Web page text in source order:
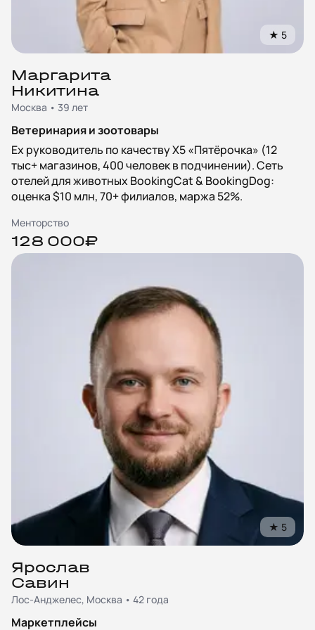
★ 5
Маргарита
Никитина
Москва • 39 лет
Ветеринария и зоотовары
Ex руководитель по качеству X5 «Пятёрочка» (12
тыс+ магазинов, 400 человек в подчинении). Сеть
отелей для животных BookingCat & BookingDog:
оценка $10 млн, 70+ филиалов, маржа 52%.
Менторство
128 000₽
★ 5
Ярослав
Савин
Лос-Анджелес, Москва • 42 года
Маркетплейсы